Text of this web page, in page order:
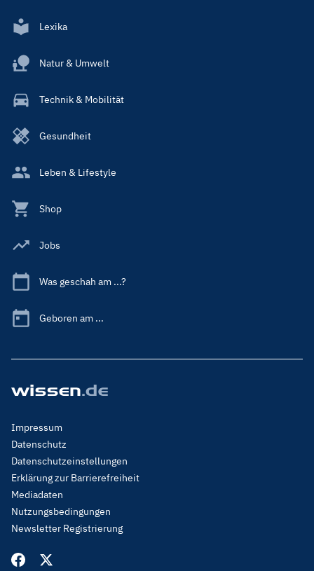
Lexika
Natur & Umwelt
Technik & Mobilität
Gesundheit
Leben & Lifestyle
Shop
Jobs
Was geschah am ...?
Geboren am ...
Footer
Menu
Legal
Impressum
Datenschutz
Datenschutzeinstellungen
Erklärung zur Barrierefreiheit
Mediadaten
Nutzungsbedingungen
Newsletter Registrierung